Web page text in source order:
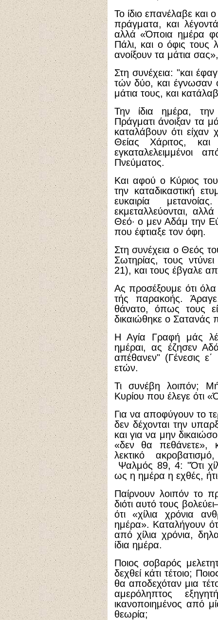
Το ίδιο επανέλαβε και
πράγματα, και
αλλά «Όποια ημέρα
Πάλι, και ο όφις τους
ανοίξουν τα μάτια
Στη συνέχεια: "και
τών δύο, και έγνωσαν
μάτια τους, και
Την ίδια ημέρα, την
Πράγματι άνοιξαν τα
καταλάβουν ότι
Θείας Χάριτος, και
εγκαταλελειμμένοι
Πνεύματος.
Και αφού ο Κύριος
την καταδικαστική
ευκαιρία
εκμεταλλεύονται,
Θεό· ο μεν Αδάμ την
που έφτιαξε τον όφη.
Στη συνέχεια ο Θεός
Σωτηρίας, τους
21), και τους έβγαλε
Ας προσέξουμε ότι
τής παρακοής.
θάνατο, όπως τους
δικαιώθηκε ο Σατανάς
Η Αγία Γραφή μάς
ημέραι, ας έζησεν
απέθανεν" (Γένεσις
ετών.
Τι συνέβη λοιπόν;
Κυρίου που έλεγε ότι
Για να αποφύγουν το
δεν δέχονται την
και για να μην
«δεν θα πεθάνετε»,
λεκτικό
Ψαλμός 89, 4: "Ότι
ως η ημέρα η εχθές,
Παίρνουν λοιπόν το
διότι αυτό τους
ότι «χίλια χρόνια
ημέρα». Καταλήγουν
από χίλια χρόνια,
ίδια ημέρα.
Ποιος σοβαρός
δεχθεί κάτι τέτοιο;
θα αποδεχόταν μια
αμερόληπτος
ικανοποιημένος από
θεωρία;